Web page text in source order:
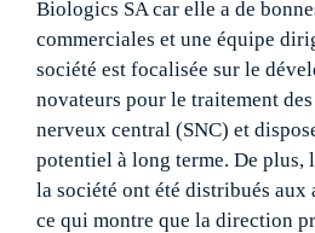
Biologics SA car elle a de
commerciales et une équipe
société est focalisée sur le
novateurs pour le traitement
nerveux central (SNC) et
potentiel à long terme. De plus,
la société ont été distribués aux
ce qui montre que la direction